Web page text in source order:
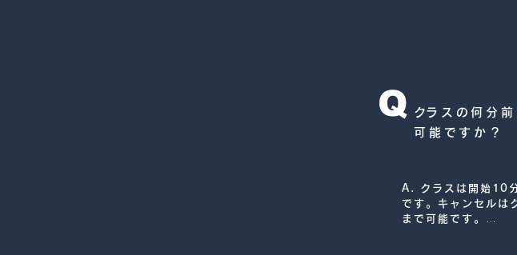
ラス見学・体験も随時可能です！Qクラスの何分
可能ですか？
A. クラスは開始10
です。キャンセルは
まで可能です。